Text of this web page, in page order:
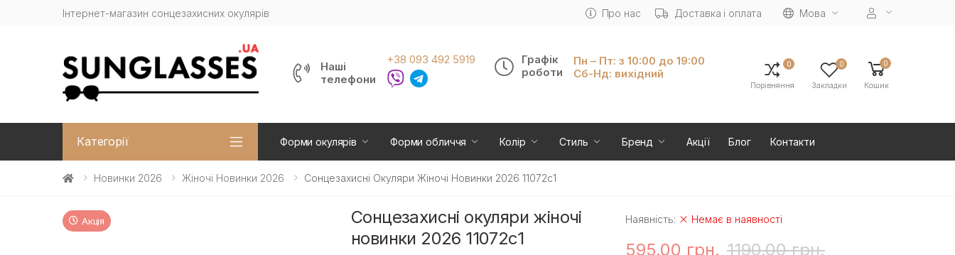
Інтернет-магазин сонцезахисних окулярів Про нас Доставка і оплата Мова
Наші
телефони
+38 093 492 5919
Графік
роботи
Пн – Пт: з 10:00 до 19:00
Сб-Нд: вихідний
0
Порівняння
0
Закладки
0
Кошик
Категорії Форми окулярів Форми обличчя Колір Стиль Бренд Акції Блог Контакти
Новинки 2026 Жіночі Новинки 2026 Сонцезахисні Окуляри Жіночі Новинки 2026 11072c1
Акція
Сонцезахисні окуляри жіночі
новинки 2026 11072c1
Наявність: Немає в наявності
595.00 грн. 1190.00 грн.